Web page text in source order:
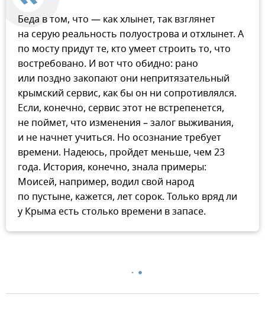
Беда в том, что — как хлынет, так взглянет
на серую реальность полуострова и отхлынет. А
по мосту придут те, кто умеет строить то, что
востребовано. И вот что обидно: рано
или поздно закопают они непритязательный
крымский сервис, как бы он ни сопротивлялся.
Если, конечно, сервис этот не встрепенется,
не поймет, что изменения – залог выживания,
и не начнет учиться. Но осознание требует
времени. Надеюсь, пройдет меньше, чем 23
года. История, конечно, знала примеры:
Моисей, например, водил свой народ
по пустыне, кажется, лет сорок. Только вряд ли
у Крыма есть столько времени в запасе.